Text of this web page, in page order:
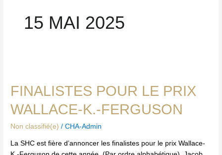
15 MAI 2025
FINALISTES POUR LE PRIX
WALLACE-K.-FERGUSON
Non classifié(e) /CHA-Admin
La SHC est fière d’annoncer les finalistes pour le prix Wallace-
le
Wallace-